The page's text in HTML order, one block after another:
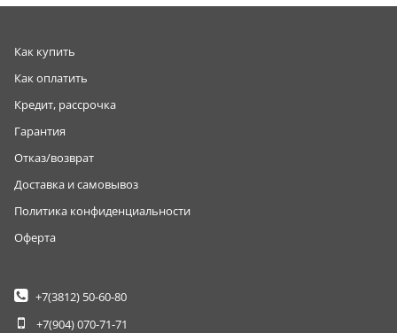
Как купить
Как оплатить
Кредит, рассрочка
Гарантия
Отказ/возврат
Доставка и самовывоз
Политика конфиденциальности
Оферта
+7(3812) 50-60-80
+7(904)070-71-71